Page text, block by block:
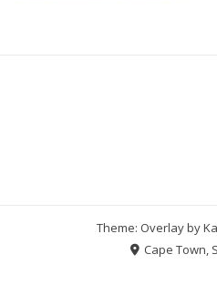
Theme: Overlay by
Cape Town,